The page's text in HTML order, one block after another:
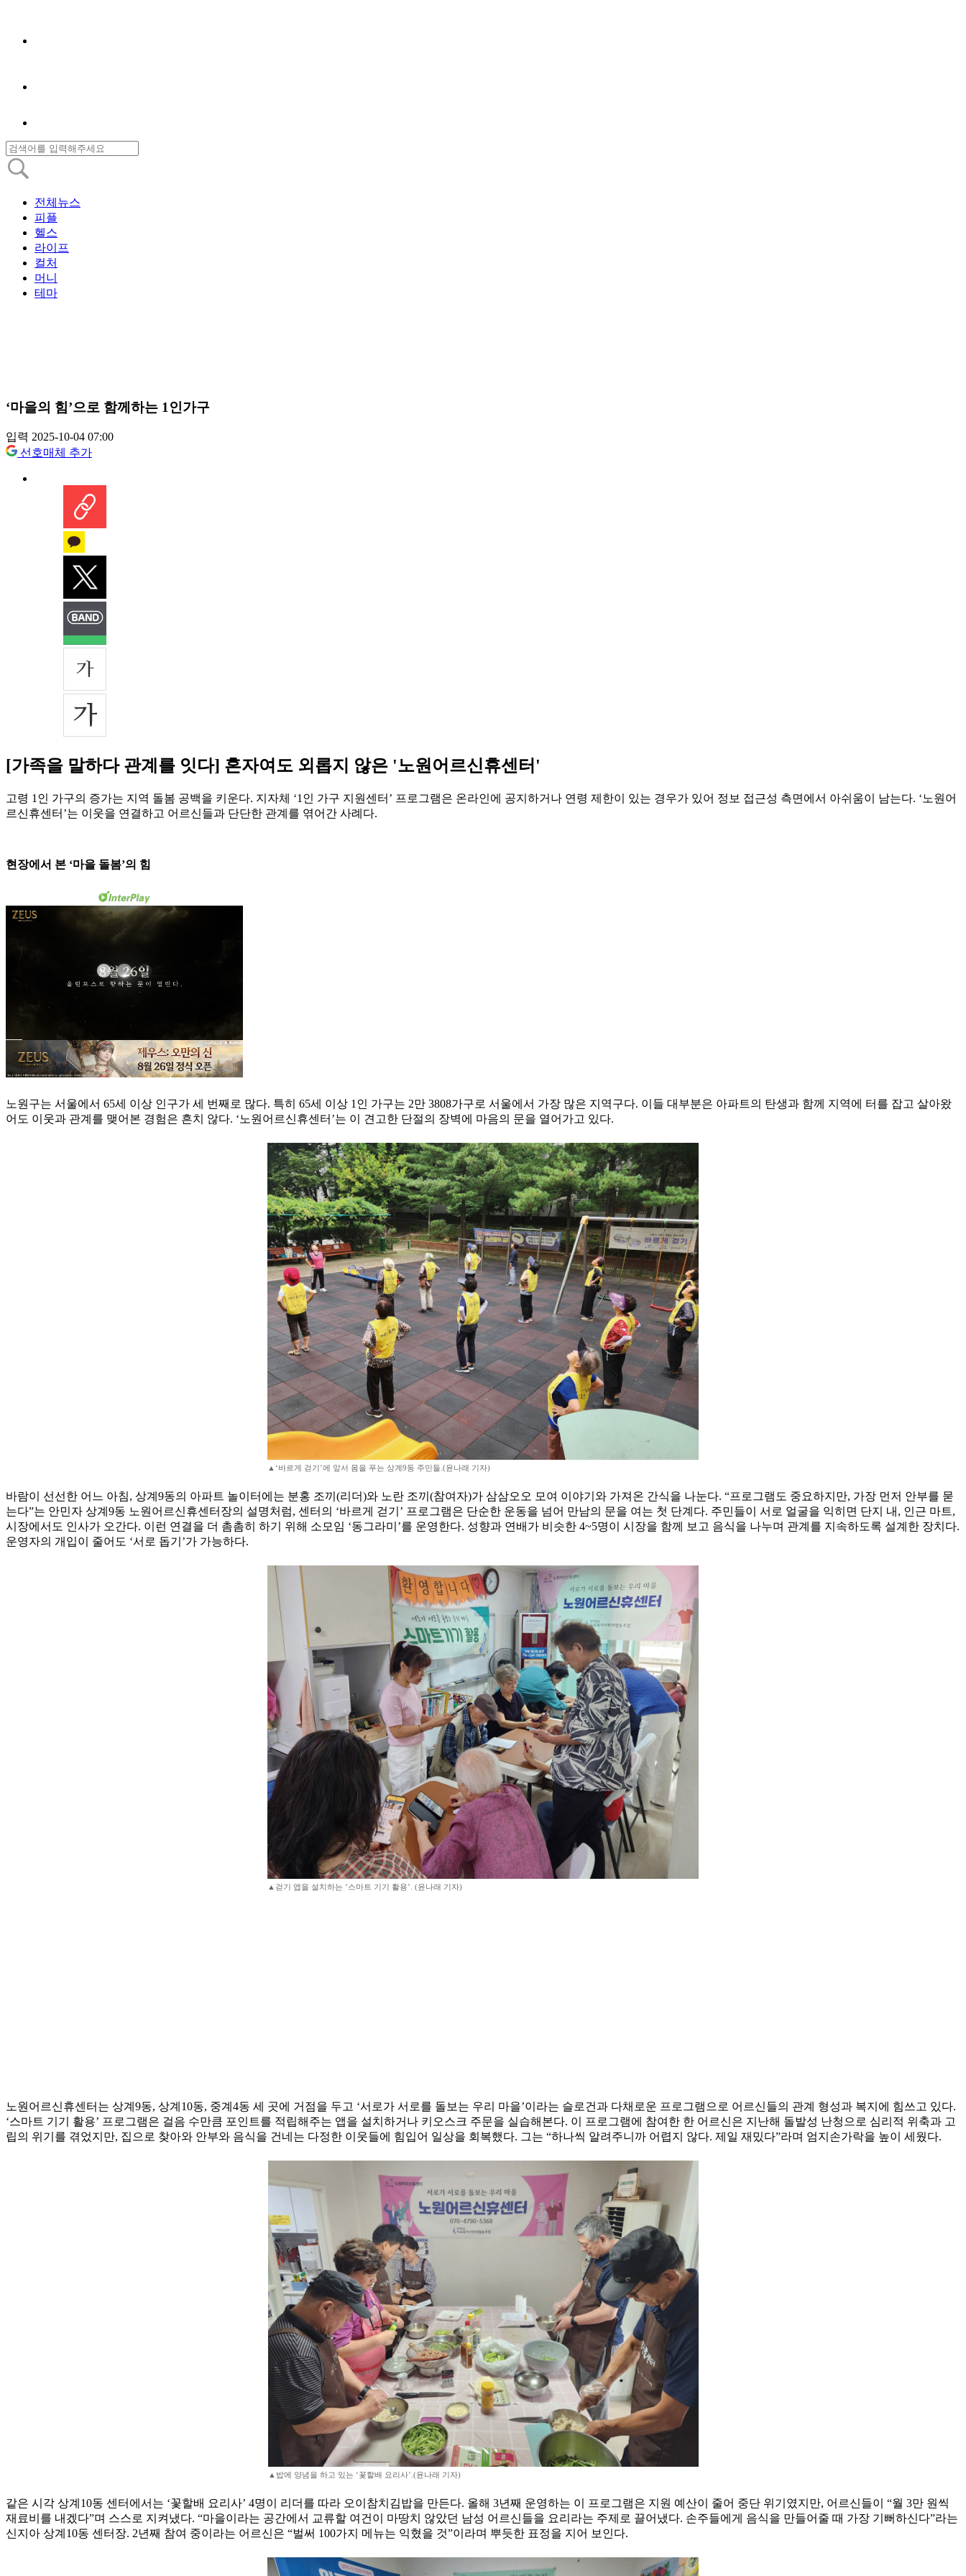
전체뉴스
피플
헬스
라이프
컬처
머니
테마
‘마을의 힘’으로 함께하는 1인가구
입력 2025-10-04 07:00
선호매체 추가
[가족을 말하다 관계를 잇다] 혼자여도 외롭지 않은 '노원어르신휴센터'
고령 1인 가구의 증가는 지역 돌봄 공백을 키운다. 지자체 ‘1인 가구 지원센터’ 프로그램은 온라인에 공지하거나 연령 제한이 있는 경우가 있어 정보 접근성 측면에서 아쉬움이 남는다. ‘노원어
르신휴센터’는 이웃을 연결하고 어르신들과 단단한 관계를 엮어간 사례다.
현장에서 본 ‘마을 돌봄’의 힘
노원구는 서울에서 65세 이상 인구가 세 번째로 많다. 특히 65세 이상 1인 가구는 2만 3808가구로 서울에서 가장 많은 지역구다. 이들 대부분은 아파트의 탄생과 함께 지역에 터를 잡고 살아왔
어도 이웃과 관계를 맺어본 경험은 흔치 않다. ‘노원어르신휴센터’는 이 견고한 단절의 장벽에 마음의 문을 열어가고 있다.
▲‘바르게 걷기’에 앞서 몸을 푸는 상계9동 주민들.(윤나래 기자)
바람이 선선한 어느 아침, 상계9동의 아파트 놀이터에는 분홍 조끼(리더)와 노란 조끼(참여자)가 삼삼오오 모여 이야기와 가져온 간식을 나눈다. “프로그램도 중요하지만, 가장 먼저 안부를 묻
는다”는 안민자 상계9동 노원어르신휴센터장의 설명처럼, 센터의 ‘바르게 걷기’ 프로그램은 단순한 운동을 넘어 만남의 문을 여는 첫 단계다. 주민들이 서로 얼굴을 익히면 단지 내, 인근 마트,
시장에서도 인사가 오간다. 이런 연결을 더 촘촘히 하기 위해 소모임 ‘동그라미’를 운영한다. 성향과 연배가 비슷한 4~5명이 시장을 함께 보고 음식을 나누며 관계를 지속하도록 설계한 장치다.
운영자의 개입이 줄어도 ‘서로 돕기’가 가능하다.
▲걷기 앱을 설치하는 ‘스마트 기기 활용’. (윤나래 기자)
노원어르신휴센터는 상계9동, 상계10동, 중계4동 세 곳에 거점을 두고 ‘서로가 서로를 돌보는 우리 마을’이라는 슬로건과 다채로운 프로그램으로 어르신들의 관계 형성과 복지에 힘쓰고 있다.
‘스마트 기기 활용’ 프로그램은 걸음 수만큼 포인트를 적립해주는 앱을 설치하거나 키오스크 주문을 실습해본다. 이 프로그램에 참여한 한 어르신은 지난해 돌발성 난청으로 심리적 위축과 고
립의 위기를 겪었지만, 집으로 찾아와 안부와 음식을 건네는 다정한 이웃들에 힘입어 일상을 회복했다. 그는 “하나씩 알려주니까 어렵지 않다. 제일 재밌다”라며 엄지손가락을 높이 세웠다.
▲밥에 양념을 하고 있는 ‘꽃할배 요리사’.(윤나래 기자)
같은 시각 상계10동 센터에서는 ‘꽃할배 요리사’ 4명이 리더를 따라 오이참치김밥을 만든다. 올해 3년째 운영하는 이 프로그램은 지원 예산이 줄어 중단 위기였지만, 어르신들이 “월 3만 원씩
재료비를 내겠다”며 스스로 지켜냈다. “마을이라는 공간에서 교류할 여건이 마땅치 않았던 남성 어르신들을 요리라는 주제로 끌어냈다. 손주들에게 음식을 만들어줄 때 가장 기뻐하신다”라는
신지아 상계10동 센터장. 2년째 참여 중이라는 어르신은 “벌써 100가지 메뉴는 익혔을 것”이라며 뿌듯한 표정을 지어 보인다.